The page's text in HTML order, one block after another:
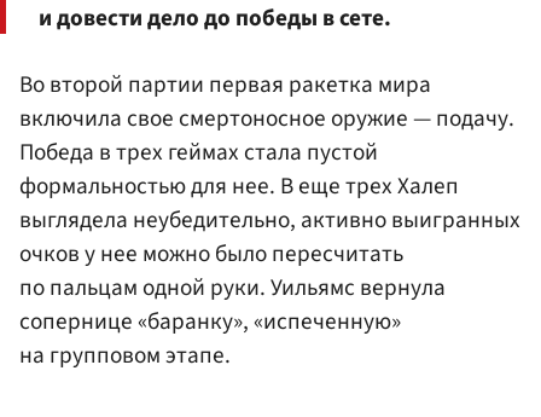
и довести дело до победы в сете.
Во второй партии первая ракетка мира
включила свое смертоносное оружие — подачу.
Победа в трех геймах стала пустой
формальностью для нее. В еще трех Халеп
выглядела неубедительно, активно выигранных
очков у нее можно было пересчитать
по пальцам одной руки. Уильямс вернула
сопернице «баранку», «испеченную»
на групповом этапе.